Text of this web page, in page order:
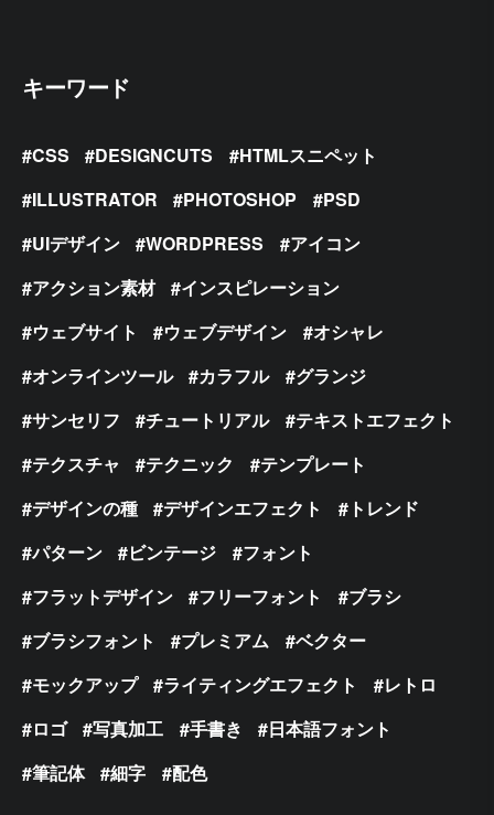
キーワード
CSS DESIGNCUTS
HTMLスニペット
ILLUSTRATOR
PHOTOSHOP
PSD
UIデザイン
WORDPRESS
アイコン
アクション素材
インスピレーション
ウェブサイト
ウェブデザイン
オシャレ
オンラインツール
カラフル
グランジ
サンセリフ
チュートリアル
テキストエフェクト
テクスチャ
テクニック
テンプレート
デザインの種
デザインエフェクト
トレンド
パターン
ビンテージ
フォント
フラットデザイン
フリーフォント
ブラシ
ブラシフォント
プレミアム
ベクター
モックアップ
ライティングエフェクト
レトロ
ロゴ
写真加工 手書き
日本語フォント
筆記体
細字 配色